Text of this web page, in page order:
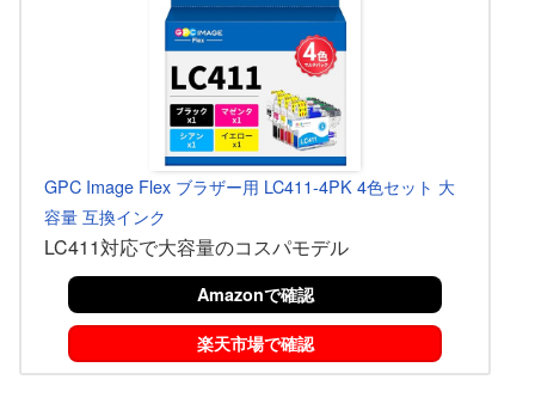
GPC Image Flex ブラザー用 LC411-4PK 4色セット 大
容量 互換インク
LC411対応で大容量のコスパモデル
Amazonで確認
楽天市場で確認